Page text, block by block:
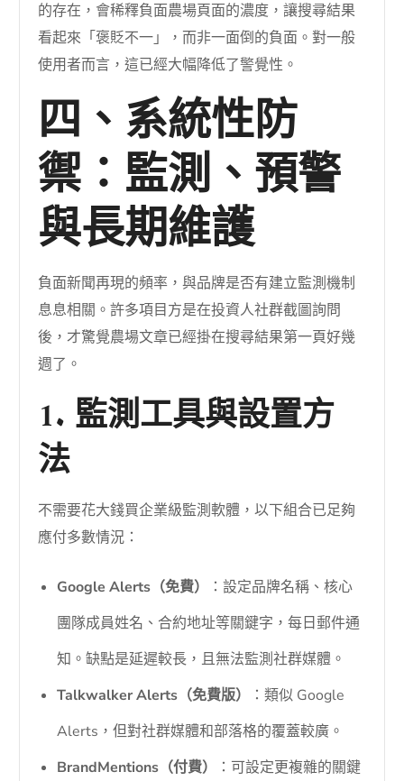
的存在，會稀釋負面農場頁面的濃度，讓搜尋結果
看起來「褒貶不一」，而非一面倒的負面。對一般
使用者而言，這已經大幅降低了警覺性。
四、系統性防
禦：監測、預警
與長期維護
負面新聞再現的頻率，與品牌是否有建立監測機制
息息相關。許多項目方是在投資人社群截圖詢問
後，才驚覺農場文章已經掛在搜尋結果第一頁好幾
週了。
1. 監測工具與設置方
法
不需要花大錢買企業級監測軟體，以下組合已足夠
應付多數情況：
Google Alerts（免費）
：設定品牌名稱、核心
團隊成員姓名、合約地址等關鍵字，每日郵件通
知。缺點是延遲較長，且無法監測社群媒體。
Talkwalker Alerts（免費版）
：類似 Google
Alerts，但對社群媒體和部落格的覆蓋較廣。
BrandMentions（付費）
：可設定更複雜的關鍵